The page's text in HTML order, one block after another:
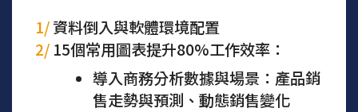
1/資料倒入與軟體環境配置
2/15個常用圖表提升80%工作效率：
導入商務分析數據與場景：產品銷
售走勢與預測、動態銷售變化